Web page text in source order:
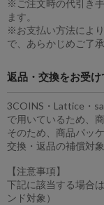
※ご注文時の代引き
ます。
※お支払い方法によ
で、あらかじめご了承
返品・交換をお受
3COINS・Lattice・
で用いているため、
そのため、商品パッ
交換・返品の補償対
【注意事項】
下記に該当する場合
ンド対象）